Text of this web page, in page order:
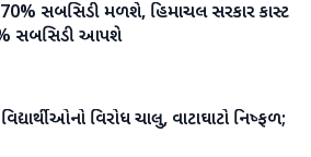
70% સબસિડી મળશે, હિમાચલ સરકાર કાસ્ટ
સબસિડી આપશે
વિરોધ ચાલુ, વાટાઘાટો નિષ્ફળ;